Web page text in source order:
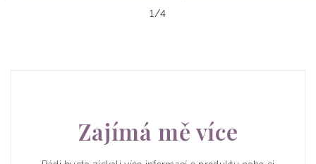
1 /z4
Zajímá mě více